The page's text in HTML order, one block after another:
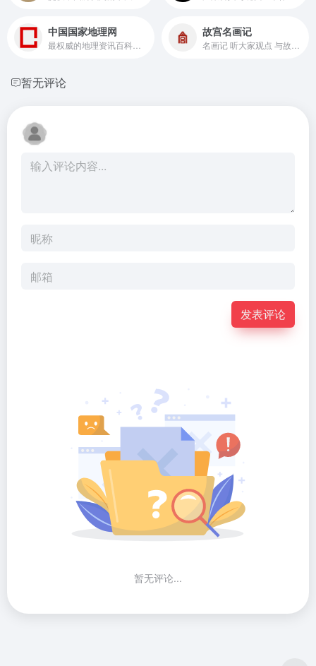
中国国家地理网 故宫名画记
暂无评论
发表评论
暂无评论...